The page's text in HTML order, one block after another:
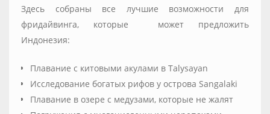
Здесь собраны все лучшие возможности для
фридайвинга, которые может предложить
Индонезия:
Плавание с китовыми акулами в Talysayan
Исследование богатых рифов у острова Sangalaki
Плавание в озере с медузами, которые не жалят